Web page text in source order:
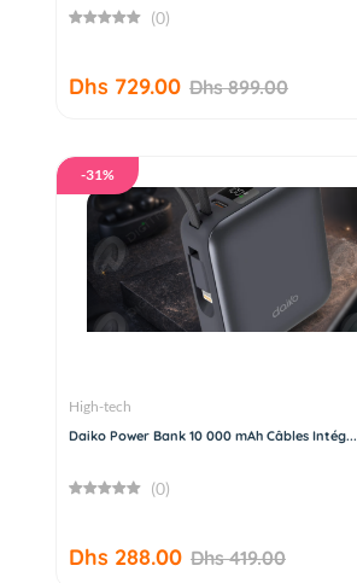
(0)
Dhs 729.00 Dhs 899.00
-31%
High-tech
Daiko Power Bank 10 000 mAh Câbles Intég...
(0)
Dhs 288.00 Dhs 419.00